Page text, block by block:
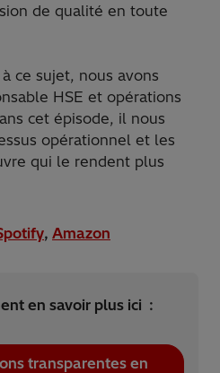
de qualité en toute
ce sujet, nous avons
HSE et opérations
cet épisode, il nous
opérationnel et les
qui le rendent plus
, Amazon
en savoir plus ici :
transparentes en